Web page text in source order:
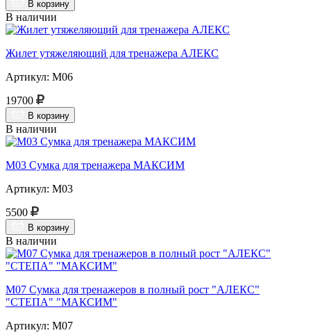
В корзину
В наличии
Жилет утяжеляющий для тренажера АЛЕКС
Артикул: М06
19700
В корзину
В наличии
М03 Сумка для тренажера МАКСИМ
Артикул: М03
5500
В корзину
В наличии
М07 Сумка для тренажеров в полный рост "АЛЕКС"
"СТЕПА" "МАКСИМ"
Артикул: М07